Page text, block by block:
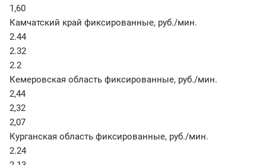
1,60
Камчатский край фиксированные, руб./мин.
2.44
2.32
2.2
Кемеровская область фиксированные, руб./мин.
2,44
2,32
2,07
Курганская область фиксированные, руб./мин.
2.24